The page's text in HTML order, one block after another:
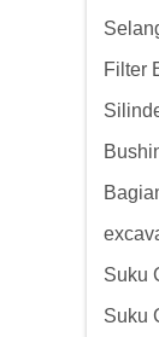
Filter
Suku
Suku